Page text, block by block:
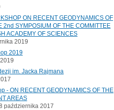
ON RECENT GEODYNAMICS OF
2nd SYMPOSIUM OF THE COMMITTEE
ACADEMY OF SCIENCES
2019
2019
im. Jacka Rajmana
- ON RECENT GEODYNAMICS OF THE
AREAS
października 2017